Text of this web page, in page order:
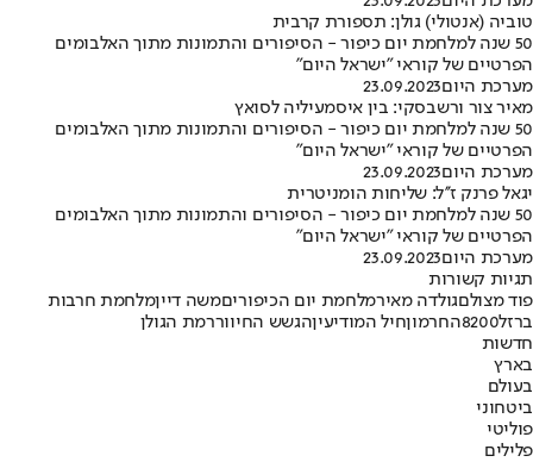
טוביה (אנטולי) גולן: תספורת קרבית
50 שנה למלחמת יום כיפור - הסיפורים והתמונות מתוך האלבומים
הפרטיים של קוראי "ישראל היום"
מערכת היום23.09.2023
מאיר צור ורשבסקי: בין איסמעיליה לסואץ
50 שנה למלחמת יום כיפור - הסיפורים והתמונות מתוך האלבומים
הפרטיים של קוראי "ישראל היום"
מערכת היום23.09.2023
יגאל פרנק ז''ל: שליחות הומניטרית
50 שנה למלחמת יום כיפור - הסיפורים והתמונות מתוך האלבומים
הפרטיים של קוראי "ישראל היום"
מערכת היום23.09.2023
תגיות קשורות
פוד מצולםגולדה מאירמלחמת יום הכיפוריםמשה דייןמלחמת חרבות
ברזל8200החרמוןחיל המודיעיןהגשש החיווררמת הגולן
חדשות
בארץ
בעולם
ביטחוני
פוליטי
פלילים